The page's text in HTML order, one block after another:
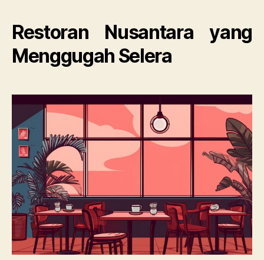
Restoran Nusantara yang
Menggugah Selera